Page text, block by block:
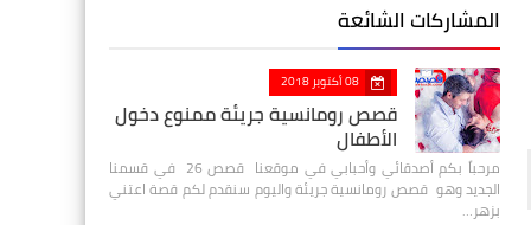
المشاركات الشائعة
08 أكتوبر 2018
قصص رومانسية جريئة ممنوع دخول
الأطفال
مرحباً بكم أصدقائي وأحبابي في موقعنا قصص 26 في قسمنا
الجديد وهو قصص رومانسية جريئة واليوم سنقدم لكم قصة اعتني
بزهر…